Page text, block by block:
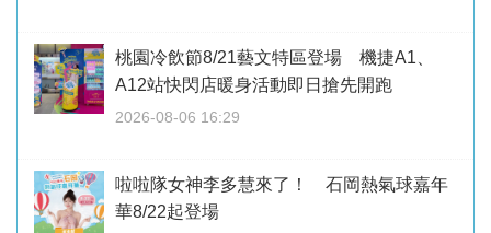
桃園冷飲節8/21藝文特區登場 機捷A1、
A12站快閃店暖身活動即日搶先開跑
2026-08-06 16:29
啦啦隊女神李多慧來了！ 石岡熱氣球嘉年
華8/22起登場